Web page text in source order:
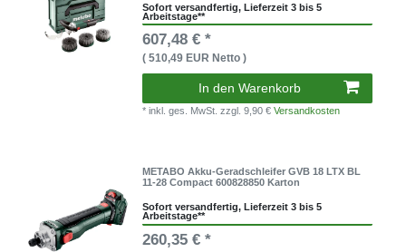
Sofort versandfertig, Lieferzeit 3 bis 5
Arbeitstage**
607,48 € *
( 510,49 EUR Netto )
In den Warenkorb
* inkl. ges. MwSt.zzgl. 9,90 €Versandkosten
METABO Akku-Geradschleifer GVB 18 LTX BL
11-28 Compact 600828850 Karton
Sofort versandfertig, Lieferzeit 3 bis 5
Arbeitstage**
260,35 € *